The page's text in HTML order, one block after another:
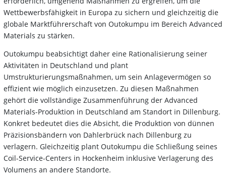
Wettbewerbsfähigkeit in Europa zu sichern und gleichzeitig die
globale Marktführerschaft von Outokumpu im Bereich Advanced
Materials zu stärken.
Outokumpu beabsichtigt daher eine Rationalisierung seiner
Aktivitäten in Deutschland und plant
Umstrukturierungsmaßnahmen, um sein Anlagevermögen so
effizient wie möglich einzusetzen. Zu diesen Maßnahmen
gehört die vollständige Zusammenführung der Advanced
Materials-Produktion in Deutschland am Standort in Dillenburg.
Konkret bedeutet dies die Absicht, die Produktion von dünnen
Präzisionsbändern von Dahlerbrück nach Dillenburg zu
verlagern. Gleichzeitig plant Outokumpu die Schließung seines
Coil-Service-Centers in Hockenheim inklusive Verlagerung des
Volumens an andere Standorte.